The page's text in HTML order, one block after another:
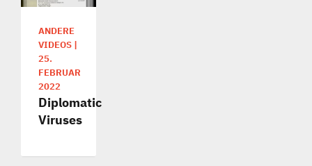
ANDERE
VIDEOS |
25.
FEBRUAR
2022
Diplomatic
Viruses